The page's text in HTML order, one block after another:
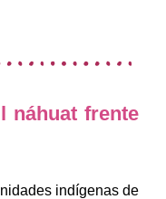
náhuat frente
indígenas de